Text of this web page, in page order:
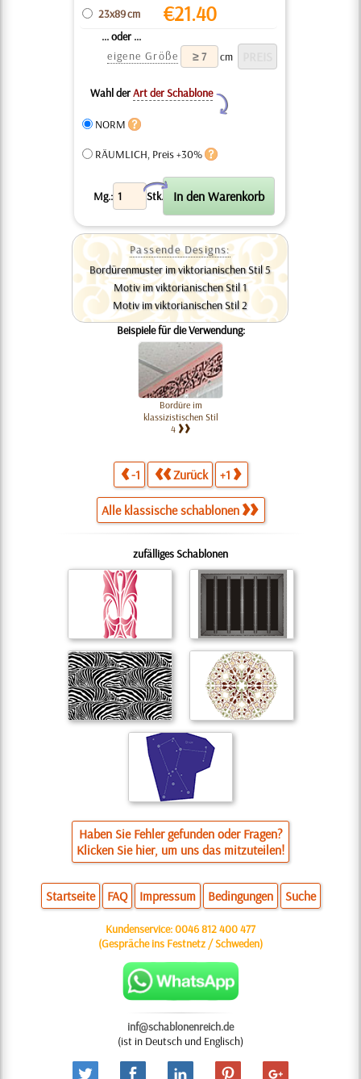
23x89 cm €21.40
... oder ...
eigene Größe
cm
Wahl derArt der Schablone
Y
NORM
RÄUMLICH, Preis +30%
Mg.: Stk.
X
Passende Designs:
Bordürenmuster im viktorianischen Stil 5
Motiv im viktorianischen Stil 1
Motiv im viktorianischen Stil 2
Beispiele für die Verwendung:
Bordüre im
klassizistischen Stil
4
-1 Zurück +1
Alle klassische schablonen
zufälliges Schablonen
Haben Sie Fehler gefunden oder Fragen?
Klicken Sie hier, um uns das mitzuteilen!
Startseite FAQ Impressum Bedingungen Suche
Kundenservice:0046 812 400 477
(Gespräche ins Festnetz / Schweden)
inf@schablonenreich.de
(ist in Deutsch und Englisch)